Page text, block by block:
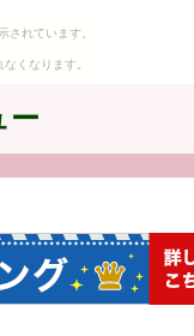
されています。
くなります。
ー